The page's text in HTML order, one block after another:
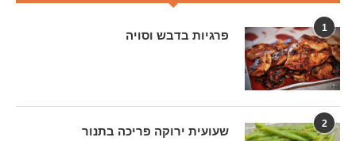
1
פרגיות בדבש וסויה
2
שעועית ירוקה פריכה בתנור